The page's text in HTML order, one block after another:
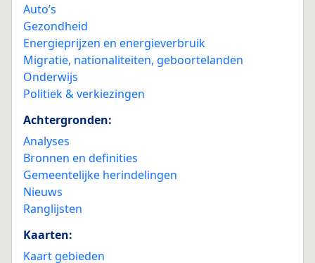
Auto’s
Gezondheid
Energieprijzen en energieverbruik
Migratie, nationaliteiten, geboortelanden
Onderwijs
Politiek & verkiezingen
Achtergronden:
Analyses
Bronnen en definities
Gemeentelijke herindelingen
Nieuws
Ranglijsten
Kaarten:
Kaart gebieden